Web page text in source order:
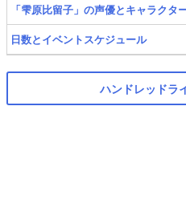
「雫原比留子」の声優とキャラクタ
日数とイベントスケジュール
ハンドレッドラ